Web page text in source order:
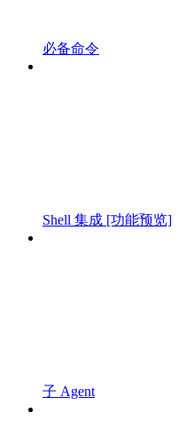
必备命令
Shell 集成 [功能预览]
子 Agent